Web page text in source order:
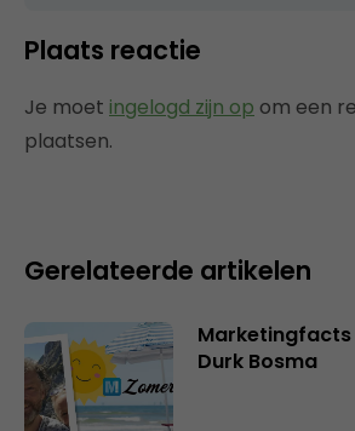
Plaats reactie
Je moet ingelogd zijn op om een
plaatsen.
Gerelateerde artikelen
Durk Bosma